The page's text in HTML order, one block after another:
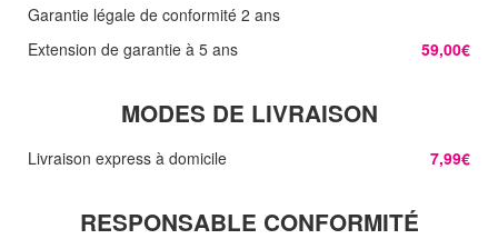
Garantie légale de conformité 2 ans
Extension de garantie à 5 ans
59,00€
MODES DE LIVRAISON
Livraison express à domicile 7,99€
RESPONSABLE CONFORMITÉ